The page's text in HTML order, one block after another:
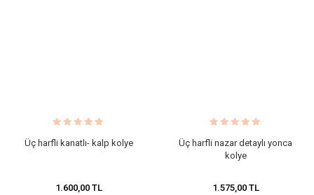
Üç harfli kanatlı- kalp kolye
1.600,00 TL
Üç harfli nazar detaylı yonca
kolye
1.575,00 TL